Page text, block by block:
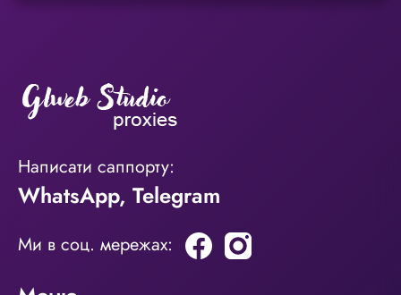
Написати саппорту:
WhatsApp, Telegram
Ми в соц. мережах: